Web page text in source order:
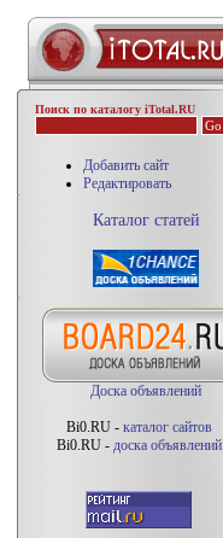
Поиск по каталогу iTotal.RU
Добавить сайт
Редактировать
Каталог статей
Доска объявлений
Bi0.RU - каталог сайтов
Bi0.RU - доска объявлений